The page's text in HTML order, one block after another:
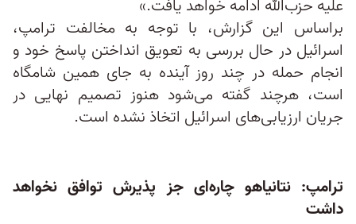
علیه حزب‌الله ادامه خواهد یافت.»
براساس این گزارش، با توجه به مخالفت ترامپ،
اسرائیل در حال بررسی به تعویق انداختن پاسخ خود و
انجام حمله در چند روز آینده به جای همین شامگاه
است، هرچند گفته می‌شود هنوز تصمیم نهایی در
جریان ارزیابی‌های اسرائیل اتخاذ نشده است.
ترامپ: نتانیاهو چاره‌ای جز پذیرش توافق نخواهد
داشت